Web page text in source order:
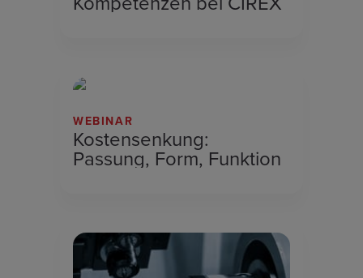
WEBINAR
Kostensenkung:
Passung, Form, Funktion